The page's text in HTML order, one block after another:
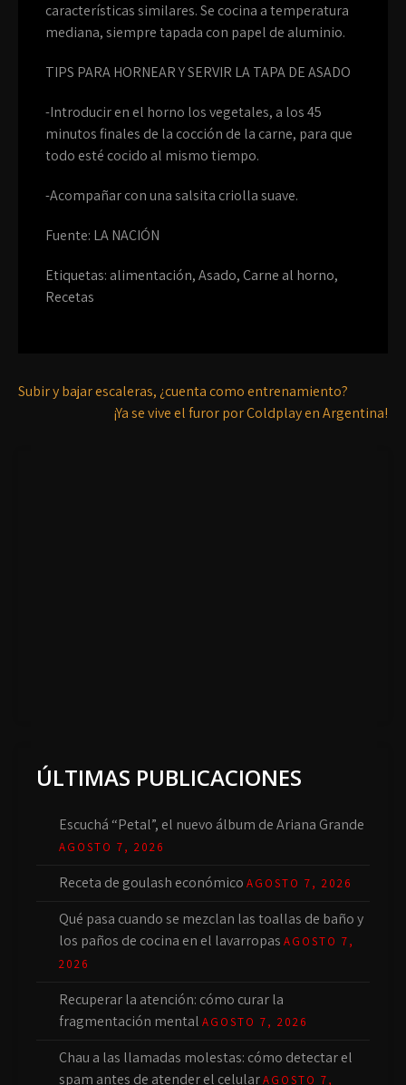
características similares. Se cocina a temperatura
mediana, siempre tapada con papel de aluminio.
TIPS PARA HORNEAR Y SERVIR LA TAPA DE ASADO
-Introducir en el horno los vegetales, a los 45
minutos finales de la cocción de la carne, para que
todo esté cocido al mismo tiempo.
-Acompañar con una salsita criolla suave.
Fuente: LA NACIÓN
Etiquetas: alimentación,Asado,Carne al horno,
Recetas
Subir y bajar escaleras, ¿cuenta como entrenamiento?
¡Ya se vive el furor por Coldplay en Argentina!
ÚLTIMAS PUBLICACIONES
Escuchá “Petal”, el nuevo álbum de Ariana Grande
AGOSTO 7, 2026
Receta de goulash económico AGOSTO 7, 2026
Qué pasa cuando se mezclan las toallas de baño y
los paños de cocina en el lavarropas AGOSTO 7,
2026
Recuperar la atención: cómo curar la
fragmentación mental AGOSTO 7, 2026
Chau a las llamadas molestas: cómo detectar el
spam antes de atender el celularAGOSTO 7,